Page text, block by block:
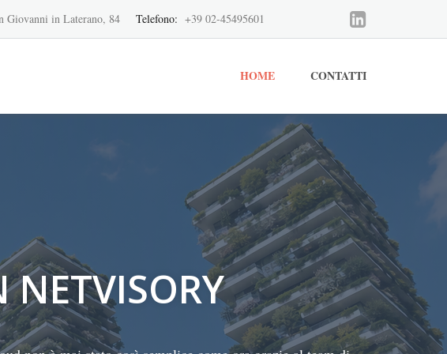
in Laterano, 84 Telefono: +39 02-45495601
HOME CONTATTI
NETVISORY